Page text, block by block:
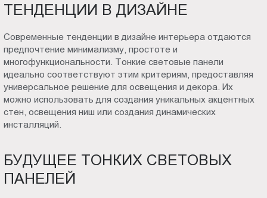
ТЕНДЕНЦИИ В ДИЗАЙНЕ
Современные тенденции в дизайне интерьера отдаются
предпочтение минимализму, простоте и
многофункциональности. Тонкие световые панели
идеально соответствуют этим критериям, предоставляя
универсальное решение для освещения и декора. Их
можно использовать для создания уникальных акцентных
стен, освещения ниш или создания динамических
инсталляций.
БУДУЩЕЕ ТОНКИХ СВЕТОВЫХ
ПАНЕЛЕЙ